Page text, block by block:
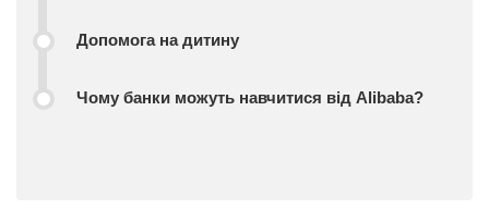
Допомога на дитину
Чому банки можуть навчитися від Alibaba?